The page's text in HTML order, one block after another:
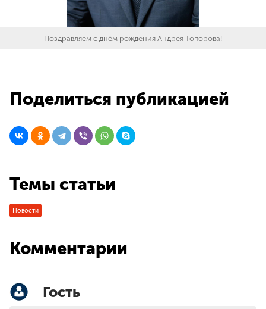
Поздравляем с днём рождения Андрея Топорова!
Поделиться публикацией
Темы статьи
Новости
Комментарии
Гость